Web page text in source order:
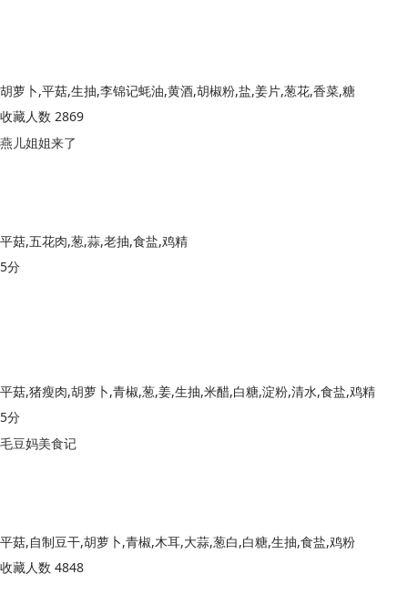
胡萝卜,平菇,生抽,李锦记蚝油,黄酒,胡椒粉,盐,姜片,葱花,香菜,糖
收藏人数 2869
燕儿姐姐来了
平菇,五花肉,葱,蒜,老抽,食盐,鸡精
5分
平菇,猪瘦肉,胡萝卜,青椒,葱,姜,生抽,米醋,白糖,淀粉,清水,食盐,鸡精
5分
毛豆妈美食记
平菇,自制豆干,胡萝卜,青椒,木耳,大蒜,葱白,白糖,生抽,食盐,鸡粉
收藏人数 4848